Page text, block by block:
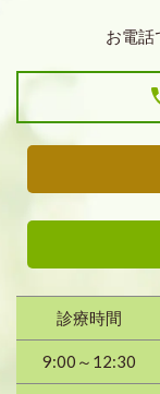
お電話
診療時間
9:00～12:30